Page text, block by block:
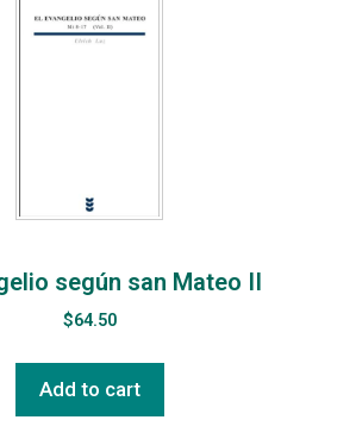
según san Mateo II
$64.50
Add to cart